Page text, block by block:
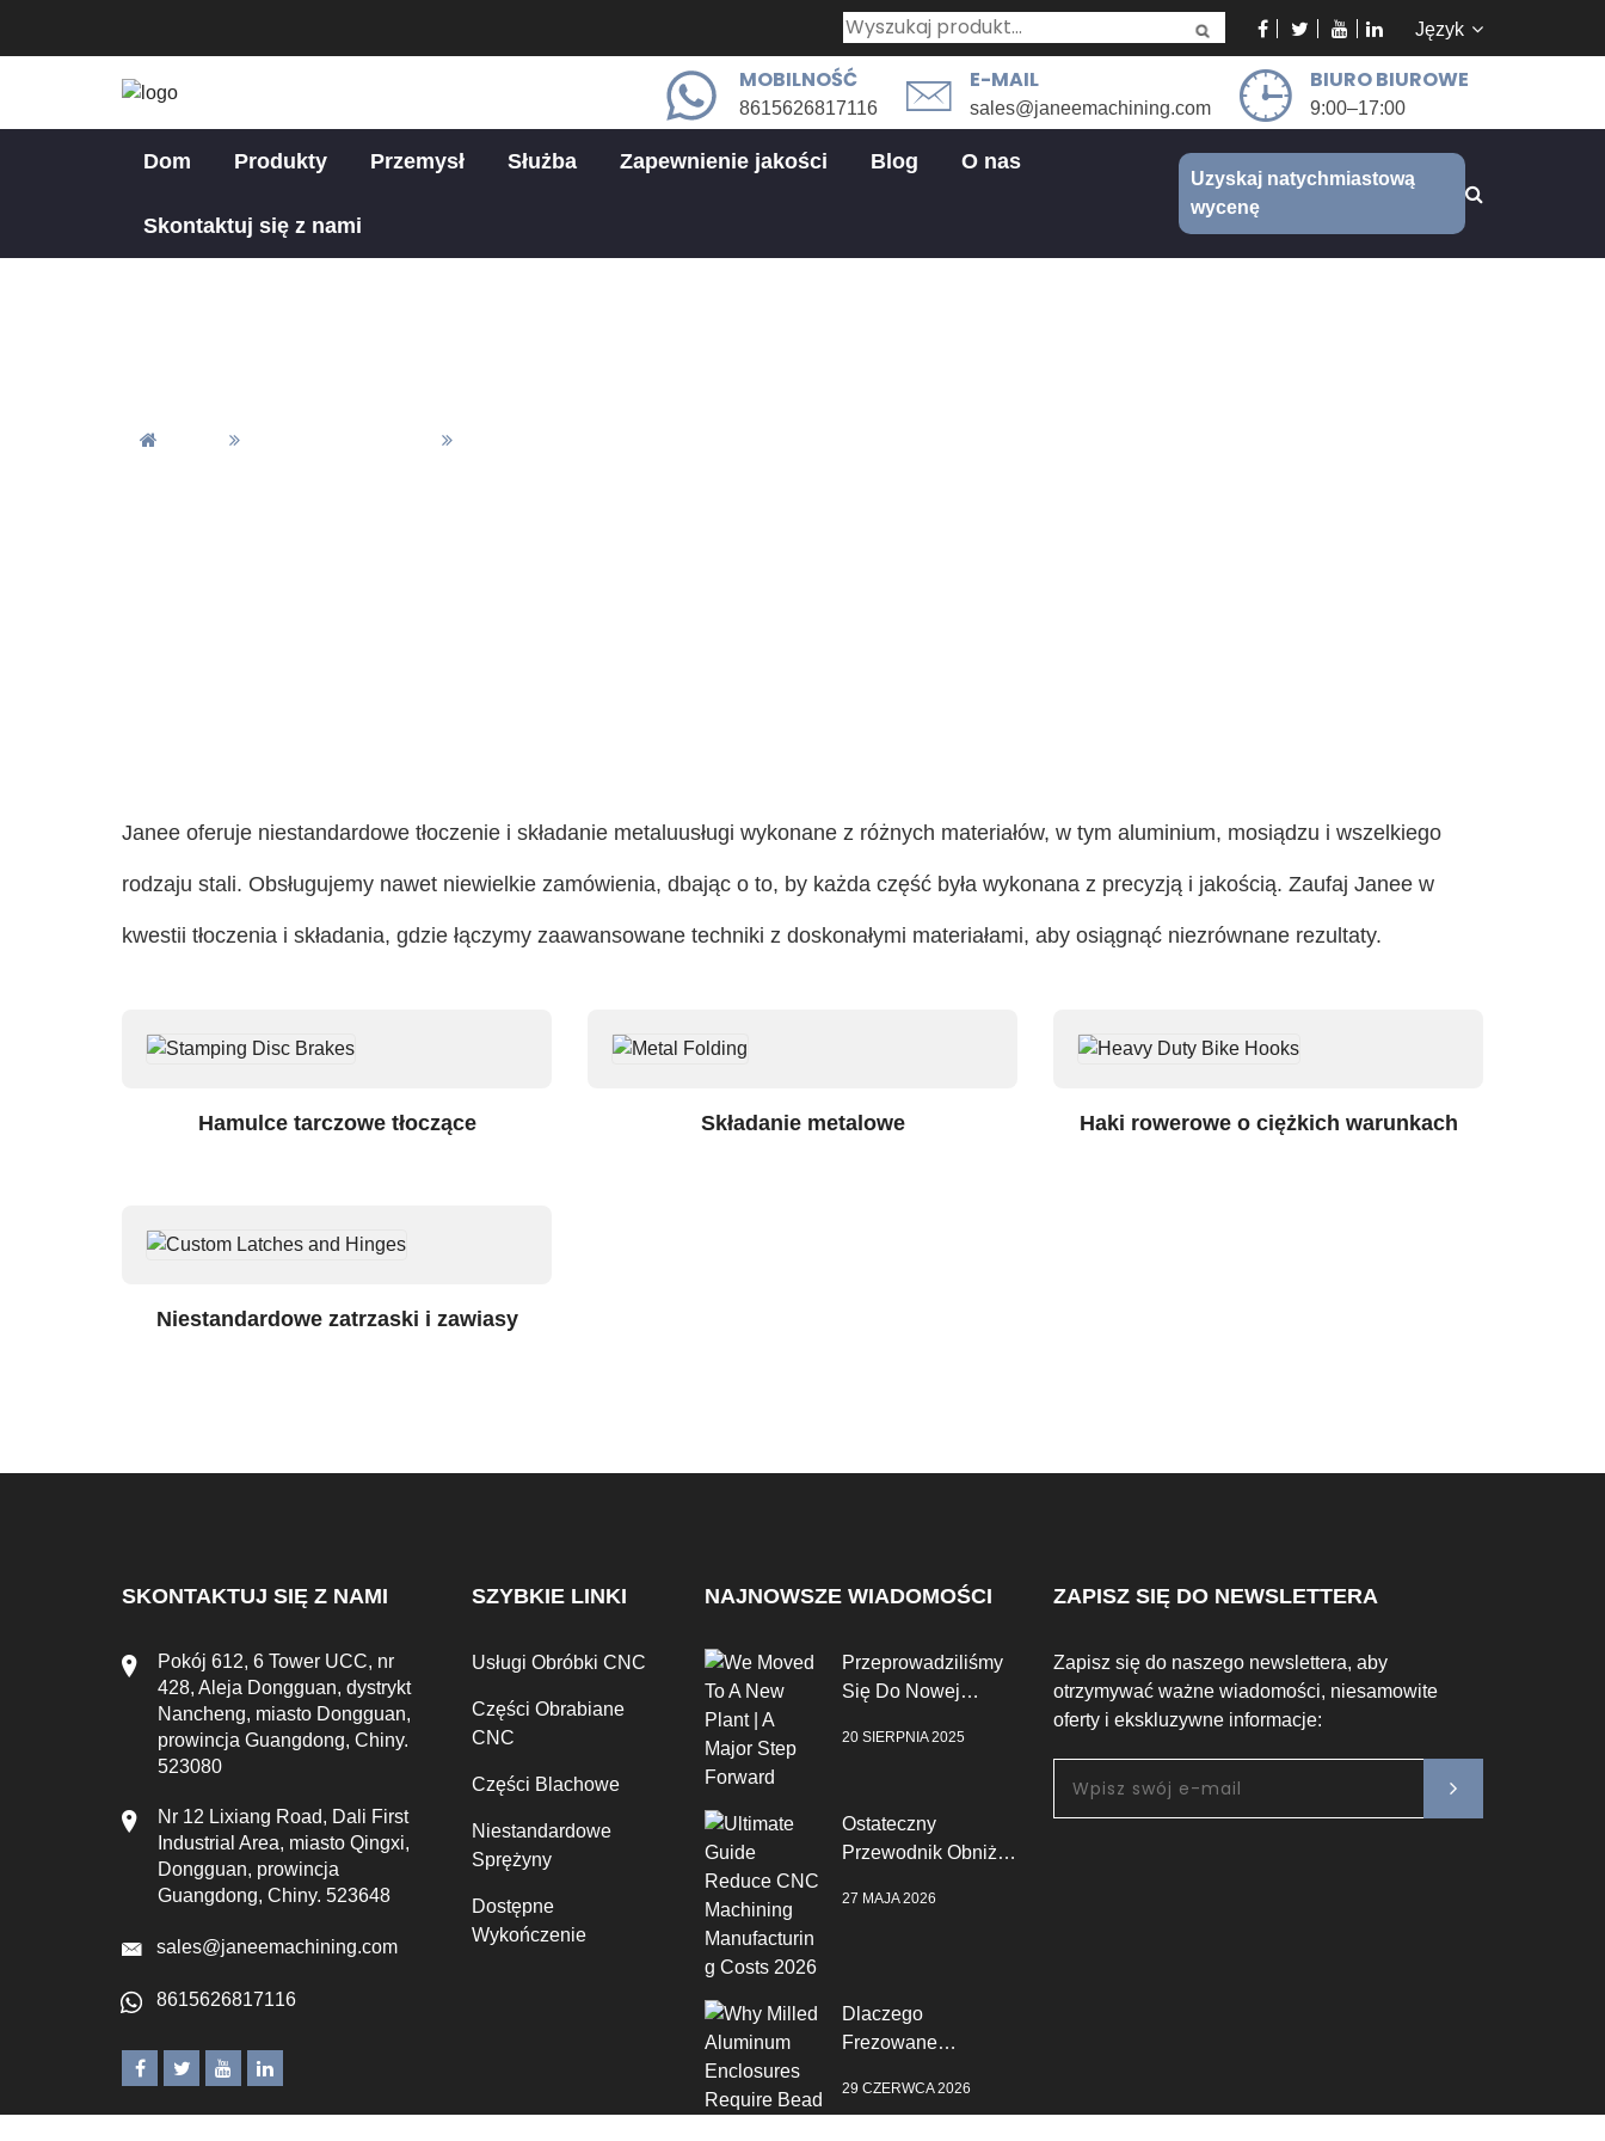
Język
BIURO BIUROWE
9:00–17:00
E-MAIL
sales@janeemachining.com
MOBILNOŚĆ
8615626817116
Dom Produkty Przemysł Służba Zapewnienie jakości Blog O nas
Skontaktuj się z nami
Uzyskaj natychmiastową
wycenę
Janee oferuje niestandardowe tłoczenie i składanie metaluusługi wykonane z różnych materiałów, w tym aluminium, mosiądzu i wszelkiego
rodzaju stali. Obsługujemy nawet niewielkie zamówienia, dbając o to, by każda część była wykonana z precyzją i jakością. Zaufaj Janee w
kwestii tłoczenia i składania, gdzie łączymy zaawansowane techniki z doskonałymi materiałami, aby osiągnąć niezrównane rezultaty.
Hamulce tarczowe tłoczące Składanie metalowe Haki rowerowe o ciężkich warunkach
Niestandardowe zatrzaski i zawiasy
SKONTAKTUJ SIĘ Z NAMI
Pokój 612, 6 Tower UCC, nr
428, Aleja Dongguan, dystrykt
Nancheng, miasto Dongguan,
prowincja Guangdong, Chiny.
523080
Nr 12 Lixiang Road, Dali First
Industrial Area, miasto Qingxi,
Dongguan, prowincja
Guangdong, Chiny. 523648
sales@janeemachining.com
8615626817116
SZYBKIE LINKI
Usługi Obróbki CNC
Części Obrabiane
CNC
Części Blachowe
Niestandardowe
Sprężyny
Dostępne
Wykończenie
NAJNOWSZE WIADOMOŚCI
Przeprowadziliśmy
Się Do Nowej
Naprzód
20 SIERPNIA 2025
Ostateczny
Przewodnik Obniż
CNC W 2026 Roku
27 MAJA 2026
Dlaczego
Frezowane
Obudowe
29 CZERWCA 2026
ZAPISZ SIĘ DO NEWSLETTERA
Zapisz się do naszego newslettera, aby
otrzymywać ważne wiadomości, niesamowite
oferty i ekskluzywne informacje: